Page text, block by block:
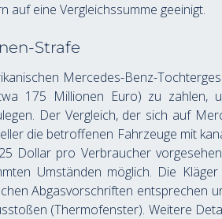
auf eine Vergleichssumme geeinigt.
Strafe
Mercedes-Benz-
175 Millionen Euro) zu zahlen,
Der Vergleich, der sich auf
die betroffenen Fahrzeuge mit
Dollar pro Verbraucher
Umständen möglich. Die
Abgasvorschriften entsprechen
(Thermofenster). Weitere